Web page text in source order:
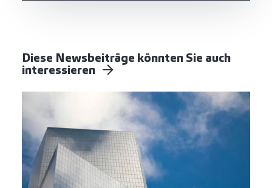
Diese Newsbeiträge könnten Sie auch
interessieren